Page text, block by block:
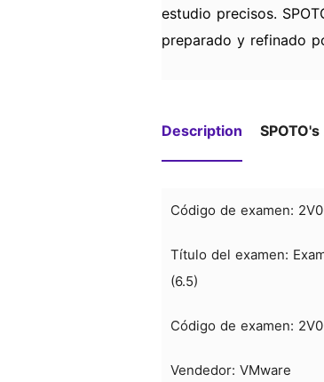
estudio precisos.
preparado y refinado
Description
Código de examen:
Título del examen:
(6.5)
Código de examen:
Vendedor: VMware